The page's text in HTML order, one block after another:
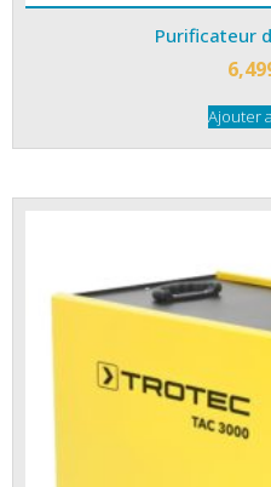
Purificateur
Ajouter